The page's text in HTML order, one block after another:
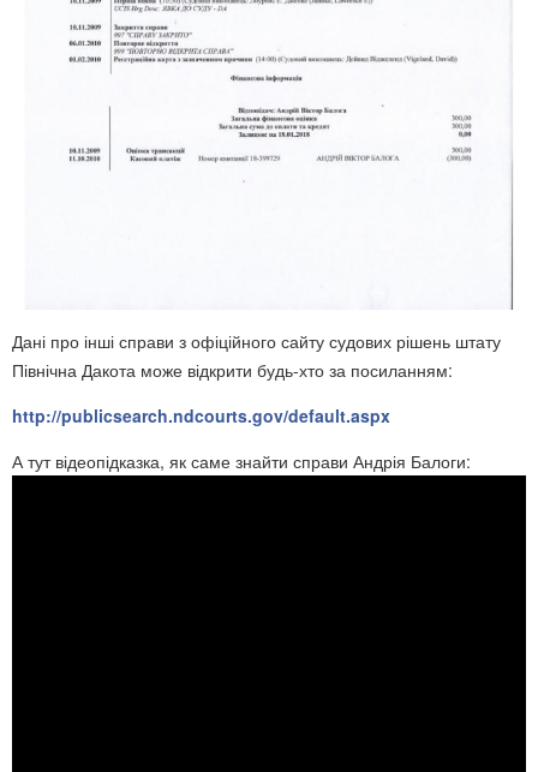
Дані про інші справи з офіційного сайту судових рішень штату
Північна Дакота може відкрити будь-хто за посиланням:
http://publicsearch.ndcourts.gov/default.aspx
А тут відеопідказка, як саме знайти справи Андрія Балоги: